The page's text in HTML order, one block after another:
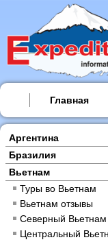
Главная
Аргентина
Бразилия
Вьетнам
Туры во Вьетнам
Вьетнам отзывы
Северный Вьетнам
Центральный